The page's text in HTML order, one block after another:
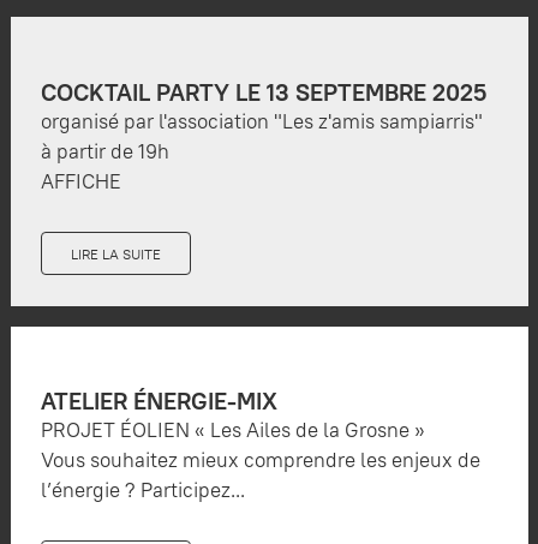
COCKTAIL PARTY LE 13 SEPTEMBRE 2025
organisé par l'association "Les z'amis sampiarris"
à partir de 19h
AFFICHE
LIRE LA SUITE
ATELIER ÉNERGIE-MIX
PROJET ÉOLIEN « Les Ailes de la Grosne »
Vous souhaitez mieux comprendre les enjeux de
l’énergie ? Participez...